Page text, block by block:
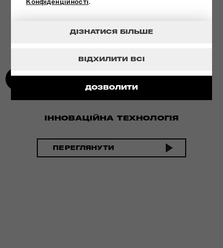
ДОЗВОЛИТИ
ВІДХИЛИТИ ВСІ
ДІЗНАТИСЯ БІЛЬШЕ
ІННОВАЦІЙНА ТЕХНОЛОГІЯ
ПЕРЕГЛЯНУТИ